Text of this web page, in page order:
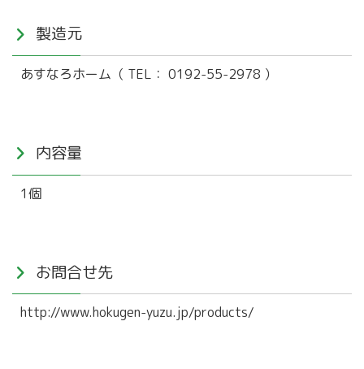
製造元
あすなろホーム（ TEL： 0192-55-2978 ）
内容量
1個
お問合せ先
http://www.hokugen-yuzu.jp/products/